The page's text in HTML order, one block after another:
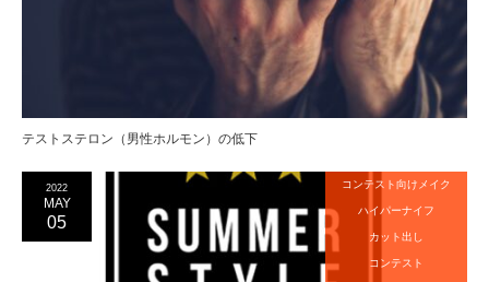
テストステロン（男性ホルモン）の低下
2022
MAY
05
コンテスト向けメイク
ハイパーナイフ
カット出し
コンテスト